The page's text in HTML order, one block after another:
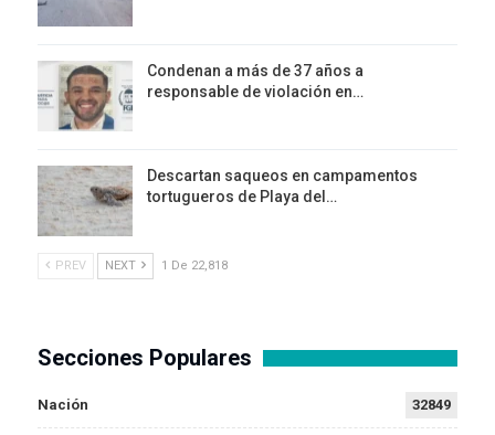
Condenan a más de 37 años a
responsable de violación en…
Descartan saqueos en campamentos
tortugueros de Playa del…
PREV NEXT 1 De 22,818
Secciones Populares
Nación 32849